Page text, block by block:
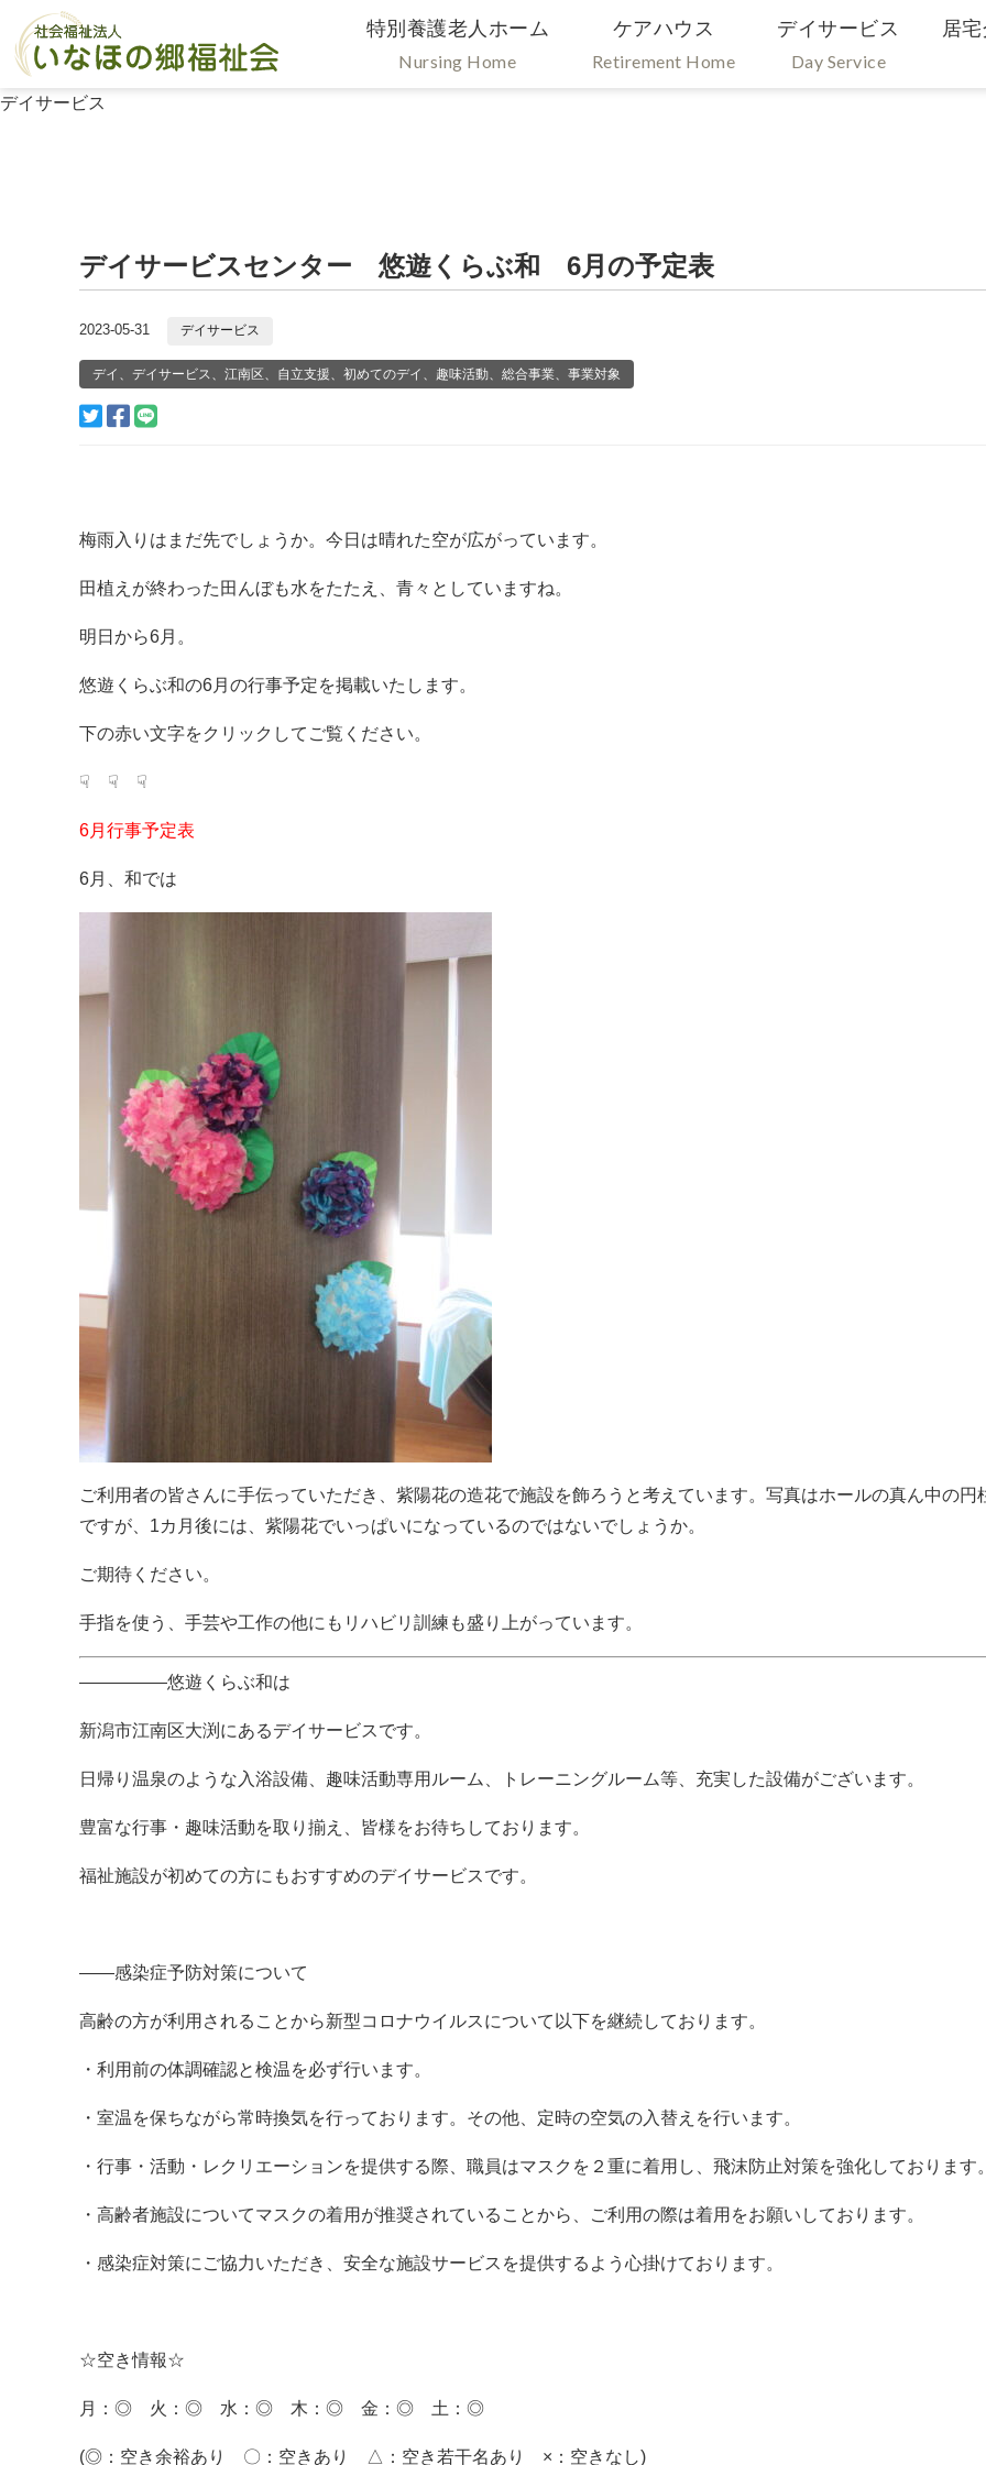
特別養護老人ホーム
Nursing Home
ケアハウス
Retirement Home
デイサービス
Day Service
居
デイサービス
デイサービスセンター 悠遊くらぶ和 6月の予定表
2023-05-31 デイサービス
デイ、デイサービス、江南区、自立支援、初めてのデイ、趣味活動、総合事業、事業対象
梅雨入りはまだ先でしょうか。今日は晴れた空が広がっています。
田植えが終わった田んぼも水をたたえ、青々としていますね。
明日から6月。
悠遊くらぶ和の6月の行事予定を掲載いたします。
下の赤い文字をクリックしてご覧ください。
☟ ☟ ☟
6月行事予定表
6月、和では
ご利用者の皆さんに手伝っていただき、紫陽花の造花で施設を飾ろうと考えています。写真はホールの真ん中の円
ですが、1カ月後には、紫陽花でいっぱいになっているのではないでしょうか。
ご期待ください。
手指を使う、手芸や工作の他にもリハビリ訓練も盛り上がっています。
—————悠遊くらぶ和は
新潟市江南区大渕にあるデイサービスです。
日帰り温泉のような入浴設備、趣味活動専用ルーム、トレーニングルーム等、充実した設備がございます。
豊富な行事・趣味活動を取り揃え、皆様をお待ちしております。
福祉施設が初めての方にもおすすめのデイサービスです。
——感染症予防対策について
高齢の方が利用されることから新型コロナウイルスについて以下を継続しております。
・利用前の体調確認と検温を必ず行います。
・室温を保ちながら常時換気を行っております。その他、定時の空気の入替えを行います。
・行事・活動・レクリエーションを提供する際、職員はマスクを２重に着用し、飛沫防止対策を強化しております
・高齢者施設についてマスクの着用が推奨されていることから、ご利用の際は着用をお願いしております。
・感染症対策にご協力いただき、安全な施設サービスを提供するよう心掛けております。
☆空き情報☆
月：◎ 火：◎ 水：◎ 木：◎ 金：◎ 土：◎
(◎：空き余裕あり 〇：空きあり △：空き若干名あり ×：空きなし)